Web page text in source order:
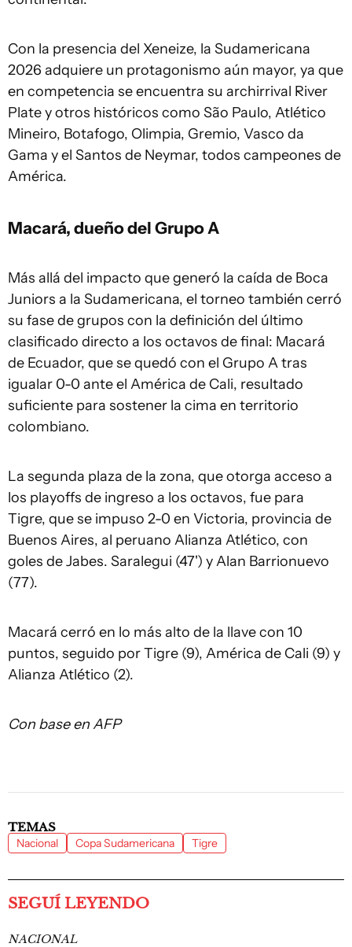
Con la presencia del Xeneize, la Sudamericana
2026 adquiere un protagonismo aún mayor, ya que
en competencia se encuentra su archirrival River
Plate y otros históricos como São Paulo, Atlético
Mineiro, Botafogo, Olimpia, Gremio, Vasco da
Gama y el Santos de Neymar, todos campeones de
América.
Macará, dueño del Grupo A
Más allá del impacto que generó la caída de Boca
Juniors a la Sudamericana, el torneo también cerró
su fase de grupos con la definición del último
clasificado directo a los octavos de final: Macará
de Ecuador, que se quedó con el Grupo A tras
igualar 0-0 ante el América de Cali, resultado
suficiente para sostener la cima en territorio
colombiano.
La segunda plaza de la zona, que otorga acceso a
los playoffs de ingreso a los octavos, fue para
Tigre, que se impuso 2-0 en Victoria, provincia de
Buenos Aires, al peruano Alianza Atlético, con
goles de Jabes. Saralegui (47') y Alan Barrionuevo
(77).
Macará cerró en lo más alto de la llave con 10
puntos, seguido por Tigre (9), América de Cali (9) y
Alianza Atlético (2).
Con base en AFP
TEMAS
Nacional Copa Sudamericana Tigre
SEGUÍ LEYENDO
NACIONAL